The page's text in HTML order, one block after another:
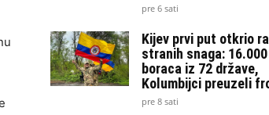
pre 6 sati
Kijev prvi put otkrio
stranih snaga: 16.000
boraca iz 72 države,
Kolumbijci preuzeli
pre 8 sati